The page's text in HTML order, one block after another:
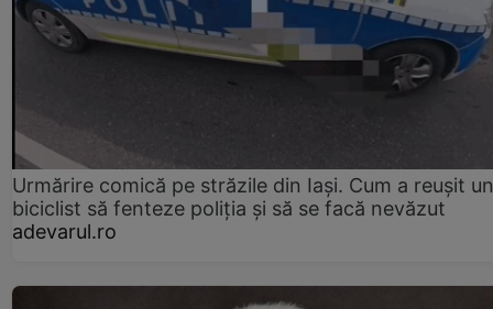
Urmărire comică pe străzile din Iași. Cum a reușit un
biciclist să fenteze poliția și să se facă nevăzut
adevarul.ro